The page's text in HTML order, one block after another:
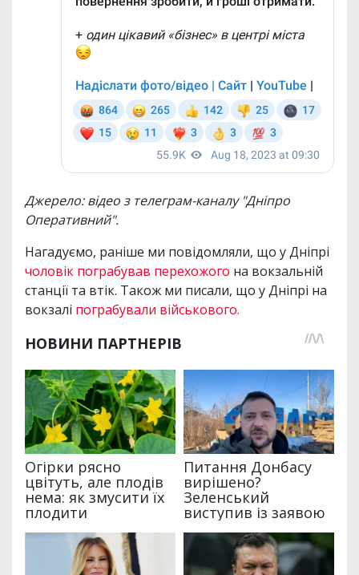
Джерело: відео з телеграм-каналу "Дніпро
Оперативний".
Нагадуємо, раніше ми повідомляли, що у Дніпрі
чоловік пограбував перехожого на вокзальній
станції та втік. Також ми писали, що у Дніпрі на
вокзалі пограбували військового.